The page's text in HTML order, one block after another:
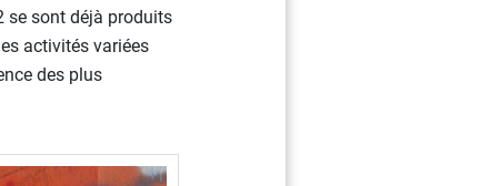
se sont déjà produits
activités variées
des plus